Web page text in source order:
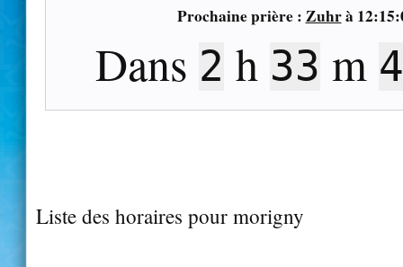
Prochaine prière : Zuhrà
Dans 2 h 33 m
Liste des horaires pour morigny